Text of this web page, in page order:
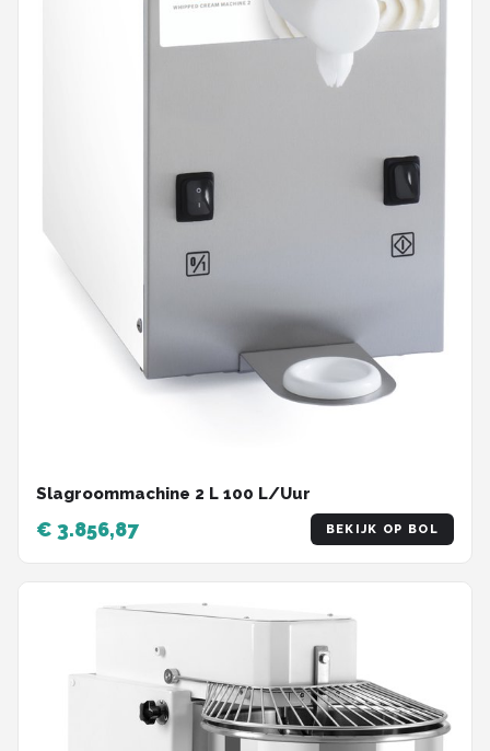
Slagroommachine 2 L 100 L/Uur
€ 3.856,87 BEKIJK OP BOL